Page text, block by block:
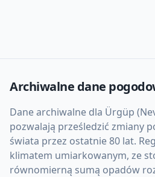
Archiwalne dane
Dane archiwalne dla Ürgüp
pozwalają prześledzić zmiany
świata przez ostatnie 80 lat.
klimatem umiarkowanym, ze
równomierną sumą opadów